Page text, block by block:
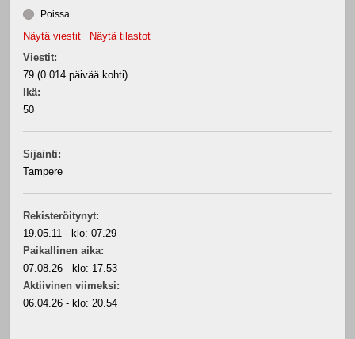
Poissa
Näytä viestit
Näytä tilastot
Viestit:
79 (0.014 päivää kohti)
Ikä:
50
Sijainti:
Tampere
Rekisteröitynyt:
19.05.11 - klo: 07.29
Paikallinen aika:
07.08.26 - klo: 17.53
Aktiivinen viimeksi:
06.04.26 - klo: 20.54